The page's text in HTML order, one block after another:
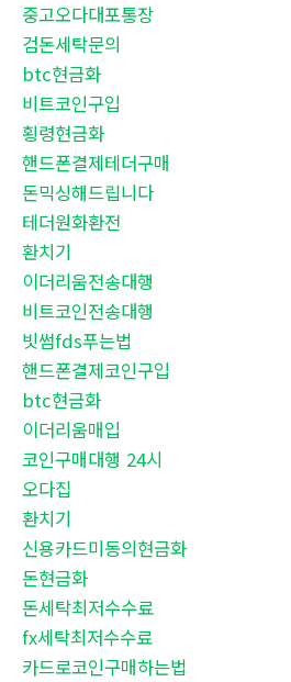
중고오다대포통장
검돈세탁문의
btc현금화
비트코인구입
횡령현금화
핸드폰결제테더구매
돈믹싱해드립니다
테더원화환전
환치기
이더리움전송대행
비트코인전송대행
빗썸fds푸는법
핸드폰결제코인구입
btc현금화
이더리움매입
코인구매대행 24시
오다집
환치기
신용카드미동의현금화
돈현금화
돈세탁최저수수료
fx세탁최저수수료
카드로코인구매하는법